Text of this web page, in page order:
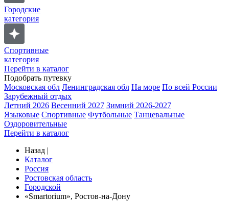
Городские
категория
Спортивные
категория
Перейти в каталог
Подобрать путевку
Московская обл Ленинградская обл На море По всей России
Зарубежный отдых
Летний 2026 Весенний 2027 Зимний 2026-2027
Языковые Спортивные Футбольные Танцевальные
Оздоровительные
Перейти в каталог
Назад |
Каталог
Россия
Ростовская область
Городской
«Smartorium», Ростов-на-Дону